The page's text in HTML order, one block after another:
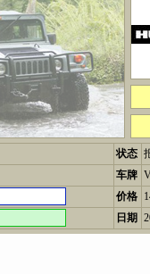
状态
车牌
价格
日期